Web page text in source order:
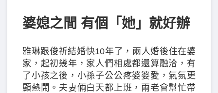
婆媳之間 有個「她」就好辦
雅琳跟俊祈結婚快10年了，兩人婚後住在婆
家，起初幾年，家人們相處都還算融洽，有
了小孩之後，小孫子公公疼婆婆愛，氣氛更
顯熱鬧。夫妻倆白天都上班，兩老會幫忙帶